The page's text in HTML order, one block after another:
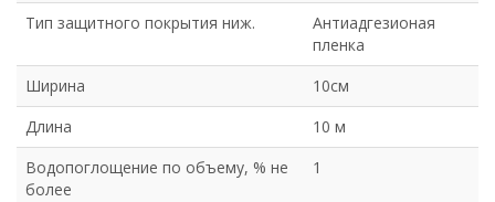
Тип защитного покрытия ниж.
Антиадгезионая
пленка
Ширина
10см
Длина
10 м
Водопоглощение по объему, % не
более
1